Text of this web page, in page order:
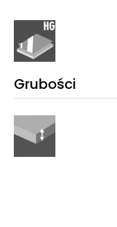
Grubości